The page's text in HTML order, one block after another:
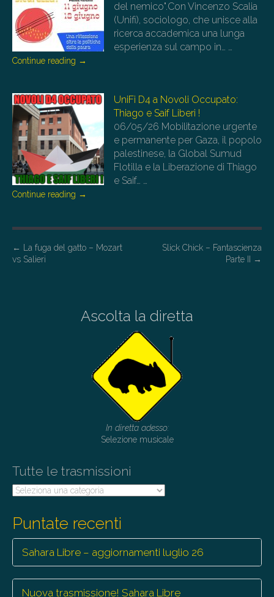
del nemico".Con Vincenzo Scalia
(Unifi), sociologo, che unisce alla
ricerca accademica una lunga
esperienza sul campo in… …
Continue reading →
UniFi D4 a Novoli Occupato:
Thiago e Saif Liberi !
06/05/26 Mobilitazione urgente
e permanente per Gaza, il popolo
palestinese, la Global Sumud
Flotilla e la Liberazione di Thiago
e Saif… …
Continue reading →
P
o
n
←
La fuga del gatto – Mozart
vs Salieri
Slick Chick – Fantascienza
Parte II
→
Ascolta la diretta
In diretta adesso:
Selezione musicale
Tutte le trasmissioni
Tutte
Puntate recenti
Sahara Libre – aggiornamenti luglio 26
Nuova trasmissione! Sahara Libre